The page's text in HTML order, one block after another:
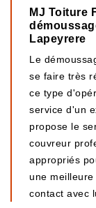
MJ Toiture
Lapeyrere
Le
se faire très
ce type
service d'un
propose le
couvreur
appropriés
une
contact avec